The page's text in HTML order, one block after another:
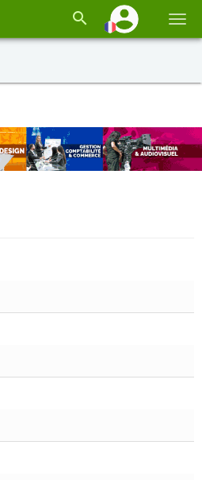
la